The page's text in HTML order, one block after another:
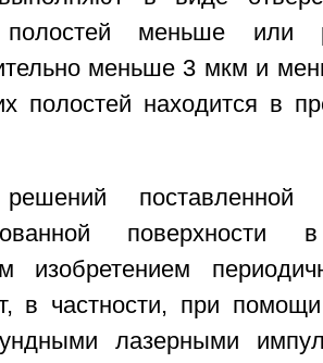
полостей меньше
меньше 3 мкм и
полостей находится в
поставленной
изобретением
в частности, при
лазерными